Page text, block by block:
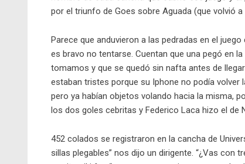
por el triunfo de Goes sobre Aguada (que volvió
Parece que anduvieron a las pedradas en el
es bravo no tentarse. Cuentan que una pegó en
tomamos y que se quedó sin nafta antes de
estaban tristes porque su Iphone no podía volver
pero ya habían objetos volando hacia la misma,
los dos goles cebritas y Federico Laca hizo el de
452 colados se registraron en la cancha de
sillas plegables” nos dijo un dirigente. “¿Vas con